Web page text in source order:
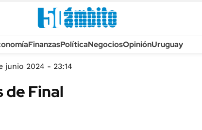
TECNOLOGÍA
MÉXICO
MUNDO
FinanzasPolíticaNegociosOpiniónUruguay
junio 2024 - 23:14
de Final